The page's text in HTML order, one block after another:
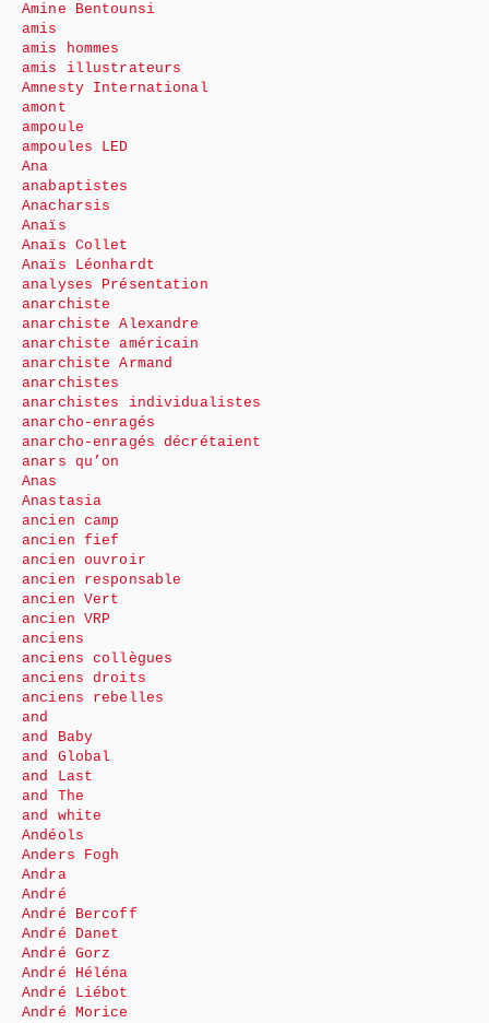
Amine Bentounsi
amis
amis hommes
amis illustrateurs
Amnesty International
amont
ampoule
ampoules LED
Ana
anabaptistes
Anacharsis
Anaïs
Anaïs Collet
Anaïs Léonhardt
analyses Présentation
anarchiste
anarchiste Alexandre
anarchiste américain
anarchiste Armand
anarchistes
anarchistes individualistes
anarcho-enragés
anarcho-enragés décrétaient
anars qu’on
Anas
Anastasia
ancien camp
ancien fief
ancien ouvroir
ancien responsable
ancien Vert
ancien VRP
anciens
anciens collègues
anciens droits
anciens rebelles
and
and Baby
and Global
and Last
and The
and white
Andéols
Anders Fogh
Andra
André
André Bercoff
André Danet
André Gorz
André Héléna
André Liébot
André Morice